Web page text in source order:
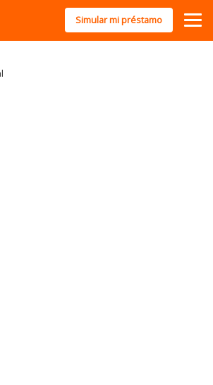
Simular mi préstamo